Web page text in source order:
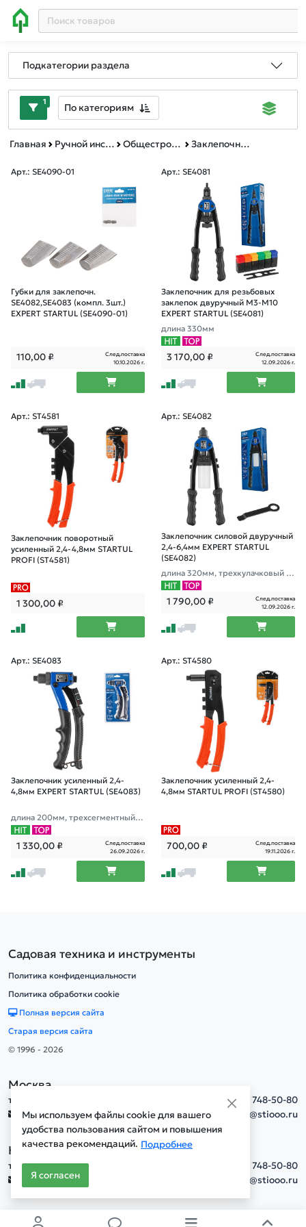
Подкатегории раздела
1 По категориям
Главная Ручной инструмент Общестроительный инструмент Заклепочники
Арт.: SE4090-01
Губки для заклепочн.
SE4082,SE4083 (компл. 3шт.)
EXPERT STARTUL (SE4090-01)
110,00₽
След.поставка
10.10.2026 г.
Арт.: SE4081
Заклепочник для резьбовых
заклепок двуручный M3-M10
EXPERT STARTUL (SE4081)
длина 330мм
3 170,00₽
След.поставка
12.09.2026 г.
Арт.: ST4581
Заклепочник поворотный
усиленный 2,4-4,8мм STARTUL
PROFI (ST4581)
1 300,00₽
Арт.: SE4082
Заклепочник силовой двуручный
2,4-6,4мм EXPERT STARTUL
(SE4082)
длина 320мм, трехкулачковый м
еханизм
1 790,00₽
След.поставка
12.09.2026 г.
Арт.: SE4083
Заклепочник усиленный 2,4-
4,8мм EXPERT STARTUL (SE4083)
длина 200мм, трехсегментный м
еханизм
1 330,00₽
След.поставка
26.09.2026 г.
Арт.: ST4580
Заклепочник усиленный 2,4-
4,8мм STARTUL PROFI (ST4580)
700,00₽
След.поставка
19.11.2026 г.
Мы используем файлы cookie для вашего
удобства пользования сайтом и повышения
качества рекомендаций. Подробнее
Я согласен
Садовая техника и инструменты
Политика конфиденциальности
Политика обработки cookie
Полная версия сайта
Старая версия сайта
© 1996 - 2026
Москва
тел.
+7(495) 748-50-80
info@stiooo.ru
Новосибирск
тел.
+7(495) 748-50-80
info@stiooo.ru